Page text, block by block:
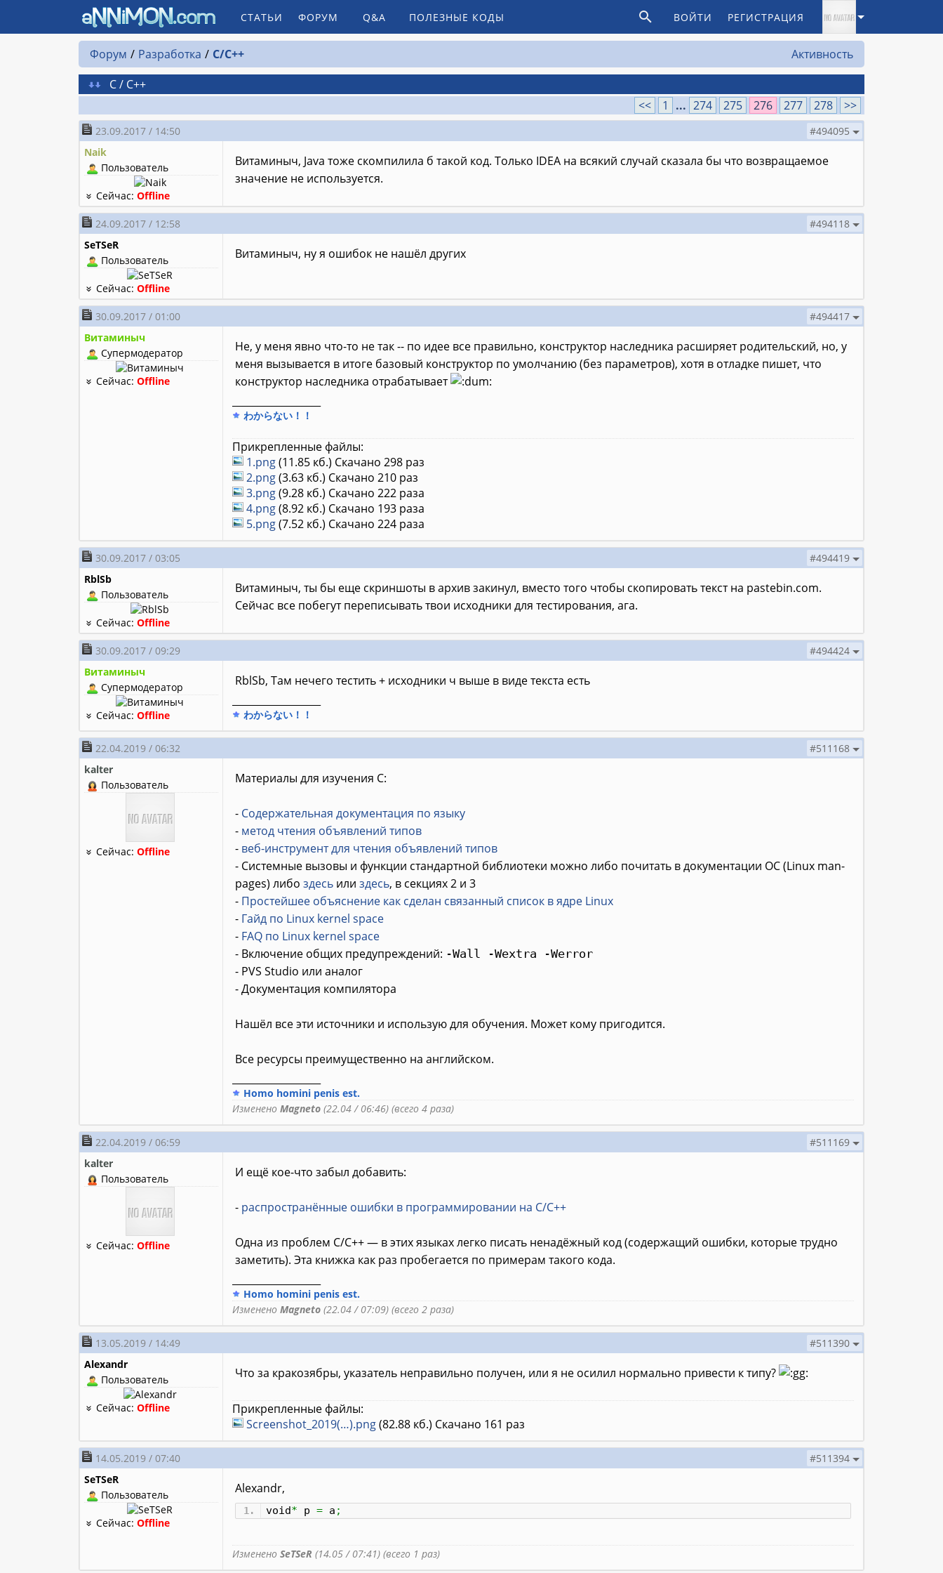
СТАТЬИ ФОРУМ Q&A ПОЛЕЗНЫЕ КОДЫ ВОЙТИ РЕГИСТРАЦИЯ
Форум Разработка C/C++
Активность
C / C++
<<
1 ... 274 275 276 277 278 >>
23.09.2017 / 14:50
#494095
Naik
Пользователь
Сейчас:Offline
Витаминыч, Java тоже скомпилила б такой код. Только IDEA на всякий случай сказала бы что возвращаемое
значение не используется.
24.09.2017 / 12:58
#494118
SeTSeR
Пользователь
Сейчас:Offline
Витаминыч, ну я ошибок не нашёл других
30.09.2017 / 01:00
#494417
Витаминыч
Супермодератор
Сейчас:Offline
Не, у меня явно что-то не так -- по идее все правильно, конструктор наследника расширяет родительский, но, у
меня вызывается в итоге базовый конструктор по умолчанию (без параметров), хотя в отладке пишет, что
конструктор наследника отрабатывает
わからない！！
Прикрепленные файлы:
1.png(11.85 кб.) Скачано 298 раз
2.png(3.63 кб.) Скачано 210 раз
3.png(9.28 кб.) Скачано 222 раза
4.png(8.92 кб.) Скачано 193 раза
5.png(7.52 кб.) Скачано 224 раза
30.09.2017 / 03:05
#494419
RblSb
Пользователь
Сейчас:Offline
Витаминыч, ты бы еще скриншоты в архив закинул, вместо того чтобы скопировать текст на pastebin.com.
Сейчас все побегут переписывать твои исходники для тестирования, ага.
30.09.2017 / 09:29
#494424
Витаминыч
Супермодератор
Сейчас:Offline
RblSb, Там нечего тестить + исходники ч выше в виде текста есть
わからない！！
22.04.2019 / 06:32
#511168
kalter
Пользователь
Сейчас:Offline
Материалы для изучения C:
- Содержательная документация по языку
- метод чтения объявлений типов
- веб-инструмент для чтения объявлений типов
- Системные вызовы и функции стандартной библиотеки можно либо почитать в документации ОС (Linux man-
pages) либо здесьили здесь, в секциях 2 и 3
- Простейшее объяснение как сделан связанный список в ядре Linux
- Гайд по Linux kernel space
- FAQ по Linux kernel space
- Включение общих предупреждений: -Wall -Wextra -Werror
- PVS Studio или аналог
- Документация компилятора
Нашёл все эти источники и использую для обучения. Может кому пригодится.
Все ресурсы преимущественно на английском.
Homo homini penis est.
Изменено Magneto(22.04 / 06:46) (всего 4 раза)
22.04.2019 / 06:59
#511169
kalter
Пользователь
Сейчас:Offline
И ещё кое-что забыл добавить:
- распространённые ошибки в программировании на C/C++
Одна из проблем C/C++ — в этих языках легко писать ненадёжный код (содержащий ошибки, которые трудно
заметить). Эта книжка как раз пробегается по примерам такого кода.
Homo homini penis est.
Изменено Magneto(22.04 / 07:09) (всего 2 раза)
13.05.2019 / 14:49
#511390
Alexandr
Пользователь
Сейчас:Offline
Что за кракозябры, указатель неправильно получен, или я не осилил нормально привести к типу?
Прикрепленные файлы:
Screenshot_2019(…).png(82.88 кб.) Скачано 161 раз
14.05.2019 / 07:40
#511394
SeTSeR
Пользователь
Сейчас:Offline
Alexandr,
void* p =a ;
Изменено SeTSeR (14.05 / 07:41) (всего 1 раз)